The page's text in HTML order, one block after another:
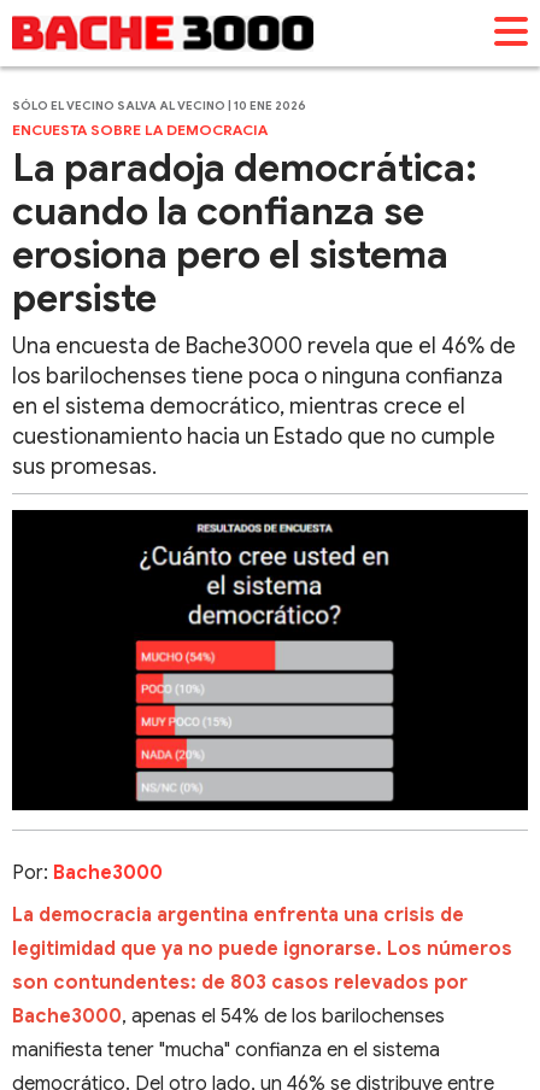
SÓLO EL VECINO SALVA AL VECINO | 10 ENE 2026
ENCUESTA SOBRE LA DEMOCRACIA
La paradoja democrática:
cuando la confianza se
erosiona pero el sistema
persiste
Una encuesta de Bache3000 revela que el 46% de
los barilochenses tiene poca o ninguna confianza
en el sistema democrático, mientras crece el
cuestionamiento hacia un Estado que no cumple
sus promesas.
Por: Bache3000
La democracia argentina enfrenta una crisis de
legitimidad que ya no puede ignorarse. Los números
son contundentes: de 803 casos relevados por
Bache3000, apenas el 54% de los barilochenses
manifiesta tener "mucha" confianza en el sistema
democrático. Del otro lado, un 46% se distribuye entre